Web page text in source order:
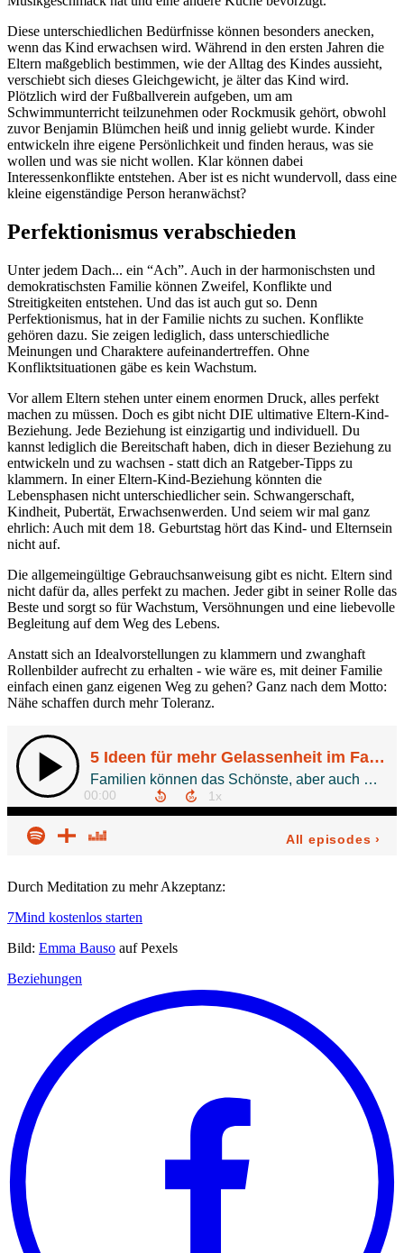
Diese unterschiedlichen Bedürfnisse können besonders anecken,
wenn das Kind erwachsen wird. Während in den ersten Jahren die
Eltern maßgeblich bestimmen, wie der Alltag des Kindes aussieht,
verschiebt sich dieses Gleichgewicht, je älter das Kind wird.
Plötzlich wird der Fußballverein aufgeben, um am
Schwimmunterricht teilzunehmen oder Rockmusik gehört, obwohl
zuvor Benjamin Blümchen heiß und innig geliebt wurde. Kinder
entwickeln ihre eigene Persönlichkeit und finden heraus, was sie
wollen und was sie nicht wollen. Klar können dabei
Interessenkonflikte entstehen. Aber ist es nicht wundervoll, dass eine
kleine eigenständige Person heranwächst?
Perfektionismus verabschieden
Unter jedem Dach... ein “Ach”. Auch in der harmonischsten und
demokratischsten Familie können Zweifel, Konflikte und
Streitigkeiten entstehen. Und das ist auch gut so. Denn
Perfektionismus, hat in der Familie nichts zu suchen. Konflikte
gehören dazu. Sie zeigen lediglich, dass unterschiedliche
Meinungen und Charaktere aufeinandertreffen. Ohne
Konfliktsituationen gäbe es kein Wachstum.
Vor allem Eltern stehen unter einem enormen Druck, alles perfekt
machen zu müssen. Doch es gibt nicht DIE ultimative Eltern-Kind-
Beziehung. Jede Beziehung ist einzigartig und individuell. Du
kannst lediglich die Bereitschaft haben, dich in dieser Beziehung zu
entwickeln und zu wachsen - statt dich an Ratgeber-Tipps zu
klammern. In einer Eltern-Kind-Beziehung könnten die
Lebensphasen nicht unterschiedlicher sein. Schwangerschaft,
Kindheit, Pubertät, Erwachsenwerden. Und seiem wir mal ganz
ehrlich: Auch mit dem 18. Geburtstag hört das Kind- und Elternsein
nicht auf.
Die allgemeingültige Gebrauchsanweisung gibt es nicht. Eltern sind
nicht dafür da, alles perfekt zu machen. Jeder gibt in seiner Rolle das
Beste und sorgt so für Wachstum, Versöhnungen und eine liebevolle
Begleitung auf dem Weg des Lebens.
Anstatt sich an Idealvorstellungen zu klammern und zwanghaft
Rollenbilder aufrecht zu erhalten - wie wäre es, mit deiner Familie
einfach einen ganz eigenen Weg zu gehen? Ganz nach dem Motto:
Nähe schaffen durch mehr Toleranz.
Durch Meditation zu mehr Akzeptanz:
7Mind kostenlos starten
Bild: Emma Bauso auf Pexels
Beziehungen